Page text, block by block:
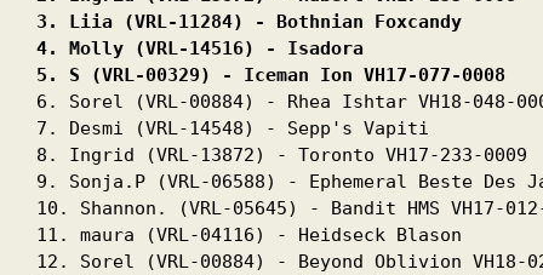
3. Liia (VRL-11284) - Bothnian Foxcandy
4. Molly (VRL-14516) - Isadora
5. S (VRL-00329) - Iceman Ion VH17-077-0008
6. Sorel (VRL-00884) - Rhea Ishtar VH18-048-
7. Desmi (VRL-14548) - Sepp's Vapiti
8. Ingrid (VRL-13872) - Toronto VH17-233-0009
9. Sonja.P (VRL-06588) - Ephemeral Beste Des
10. Shannon. (VRL-05645) - Bandit HMS VH17-
11. maura (VRL-04116) - Heidseck Blason
12. Sorel (VRL-00884) - Beyond Oblivion VH18-